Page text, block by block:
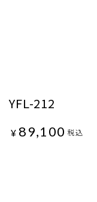
YFL-212
¥ 89,100 税込